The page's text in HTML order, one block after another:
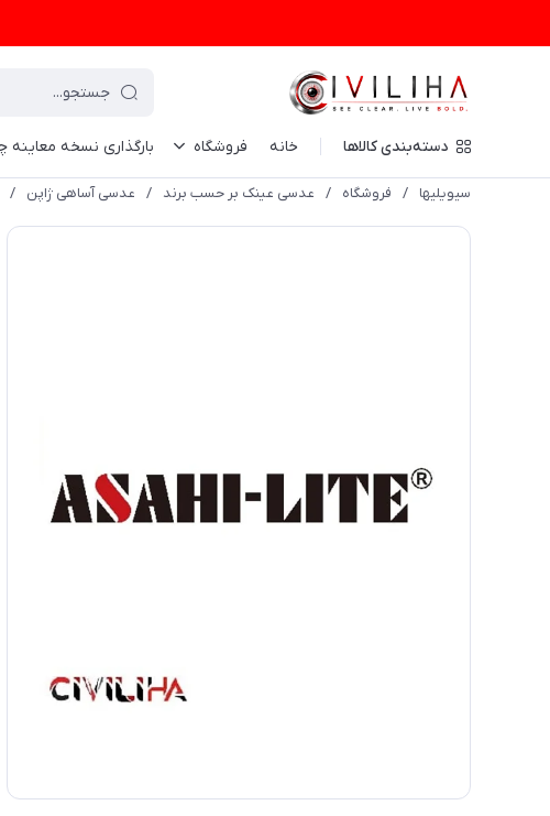
دسته‌بندی کالاها خانه فروشگاه بارگذاری نسخه
سیویلیها / فروشگاه / عدسی عینک بر حسب برند / عدسی آساهی ژاپن /